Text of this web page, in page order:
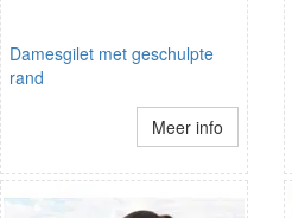
Damesgilet met geschulpte
rand
Meer info